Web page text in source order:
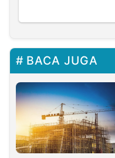
BACA JUGA